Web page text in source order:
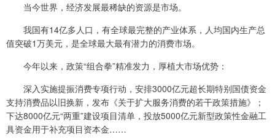
当今世界，经济发展最稀缺的资源是市场。
我国有14亿多人口，有全球最完整的产业体系，人均国内生产总
值突破1万美元，是全球最大最有潜力的消费市场。
今年以来，政策“组合拳”精准发力，厚植大市场优势：
深入实施提振消费专项行动，安排3000亿元超长期特别国债资金
支持消费品以旧换新，发布《关于扩大服务消费的若干政策措施》；
下达8000亿元“两重”建设项目清单，投放5000亿元新型政策性金融工
具资金用于补充项目资本金……